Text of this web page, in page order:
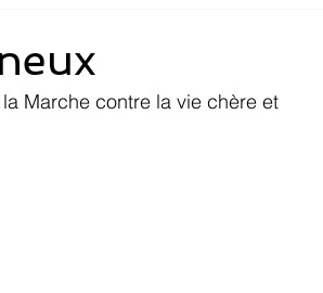
Marche contre la vie chère et